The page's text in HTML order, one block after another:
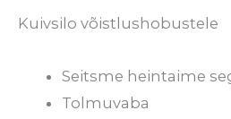
Kuivsilo võistlushobustele
Seitsme heintaime
Tolmuvaba